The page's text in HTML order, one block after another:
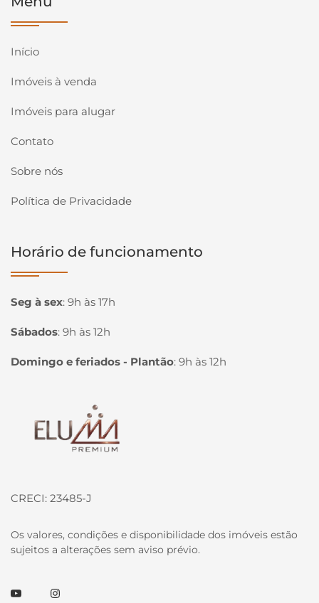
Início
Imóveis à venda
Imóveis para alugar
Contato
Sobre nós
Política de Privacidade
Horário de funcionamento
Seg à sex: 9h às 17h
Sábados: 9h às 12h
Domingo e feriados - Plantão: 9h às 12h
Página inicial
CRECI: 23485-J
Os valores, condições e disponibilidade dos imóveis estão
sujeitos a alterações sem aviso prévio.
YoutubeInstagram